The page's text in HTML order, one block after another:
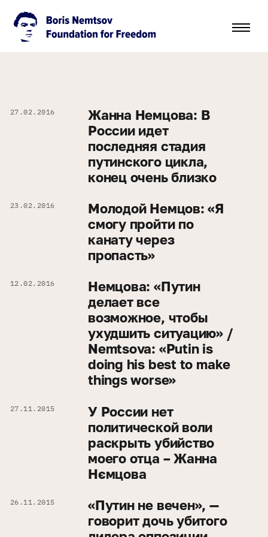
27.02.2016
Жанна Немцова: В
России идет
последняя стадия
путинского цикла,
конец очень близко
23.02.2016
Молодой Немцов: «Я
смогу пройти по
канату через
пропасть»
12.02.2016
Немцова: «Путин
делает все
возможное, чтобы
ухудшить ситуацию» /
Nemtsova: «Putin is
doing his best to make
things worse»
27.11.2015
У России нет
политической воли
раскрыть убийство
моего отца – Жанна
Нємцова
26.11.2015
«Путин не вечен», —
говорит дочь убитого